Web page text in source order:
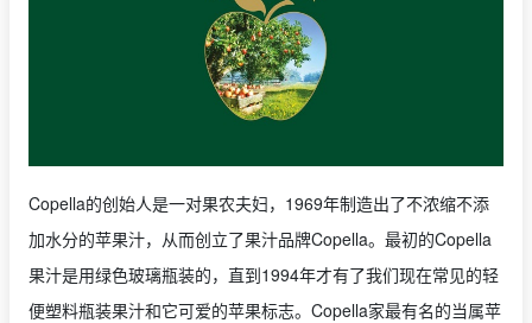
Copella的创始人是一对果农夫妇，1969年制造出了不浓缩不添
加水分的苹果汁，从而创立了果汁品牌Copella。最初的Copella
果汁是用绿色玻璃瓶装的，直到1994年才有了我们现在常见的轻
便塑料瓶装果汁和它可爱的苹果标志。Copella家最有名的当属苹